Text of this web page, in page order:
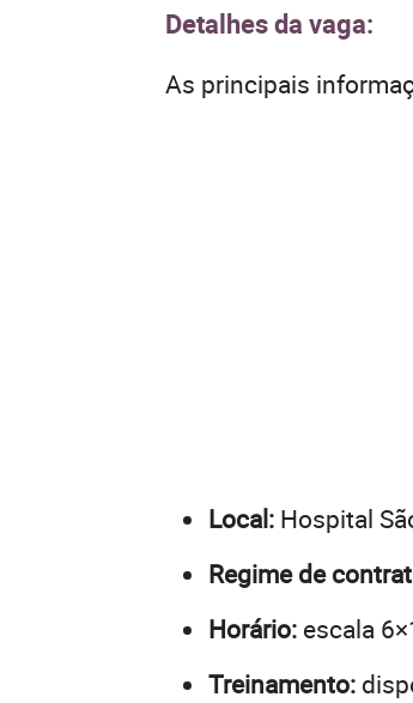
Detalhes da vaga:
As principais
Local: Hospital
Regime de
Horário: escala
Treinamento: